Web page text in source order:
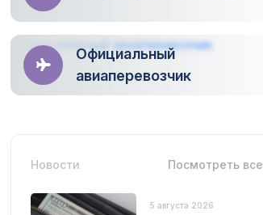
Официальный
авиаперевозчик
Новости Посмотреть все
5 августа 2026